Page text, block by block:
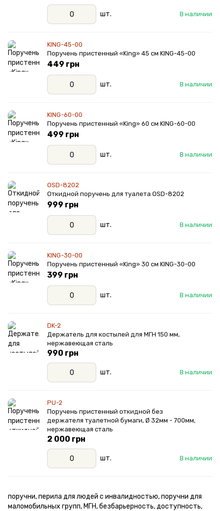
В наличии
шт.
KING-45-00
Поручень пристенный «King» 45 см KING-45-00
В наличии
449 грн
шт.
KING-60-00
Поручень пристенный «King» 60 см KING-60-00
В наличии
499 грн
шт.
OSD-8202
Откидной поручень для туалета OSD-8202
В наличии
999 грн
шт.
KING-30-00
Поручень пристенный «King» 30 см KING-30-00
В наличии
399 грн
шт.
DK-2
Держатель для костылей для МГН 150 мм,
нержавеющая сталь
В наличии
990 грн
шт.
PU-2
Поручень пристенный откидной без
держателя туалетной бумаги, Ø 32мм - 700мм,
нержавеющая сталь
В наличии
2 000 грн
шт.
поручни, перила для людей с инвалидностью, поручни для
маломобильных групп, МГН, безбарьерность, доступность,